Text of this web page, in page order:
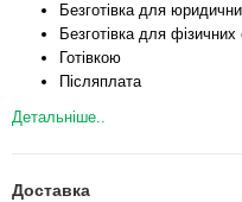
Безготівка для
Безготівка для фізичних
Готівкою
Післяплата
Детальніше..
Доставка